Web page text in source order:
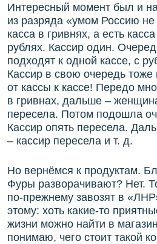
Интересный момент был и
из разряда «умом Россию
касса в гривнях, а есть
рублях. Кассир один.
подходят к одной кассе, с
Кассир в свою очередь тоже
от кассы к кассе! Передо
в гривнах, дальше –
пересела. Потом подошла
Кассир опять пересела.
– кассир пересела и т. д.
Но вернёмся к продуктам.
Фуры разворачивают? Нет.
по-прежнему завозят в
этому: хоть какие-то
жизни можно найти в
понимаю, чего стоит такой